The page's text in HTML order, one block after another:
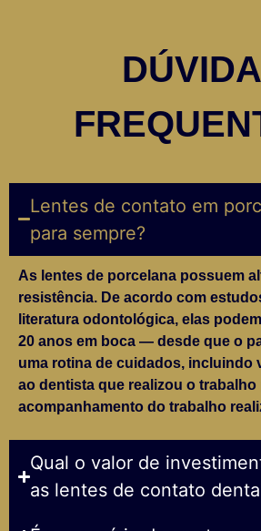
Lentes de contato em
para sempre?
As lentes de porcelana possuem
resistência. De acordo com
literatura odontológica, elas
20 anos em boca — desde que o
uma rotina de cuidados, incluindo
ao dentista que realizou o trabalho
acompanhamento do trabalho
Qual o valor de
as lentes de contato